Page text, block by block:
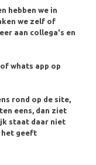
hebben we in
we zelf of
aan collega's en
whats app op
rond op de site,
eens, dan ziet
staat daar niet
het geeft